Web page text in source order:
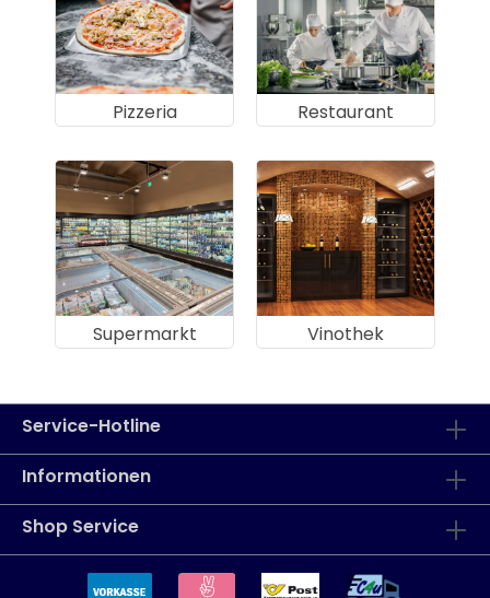
Pizzeria Restaurant
Supermarkt Vinothek
Service-Hotline
Informationen
Shop Service